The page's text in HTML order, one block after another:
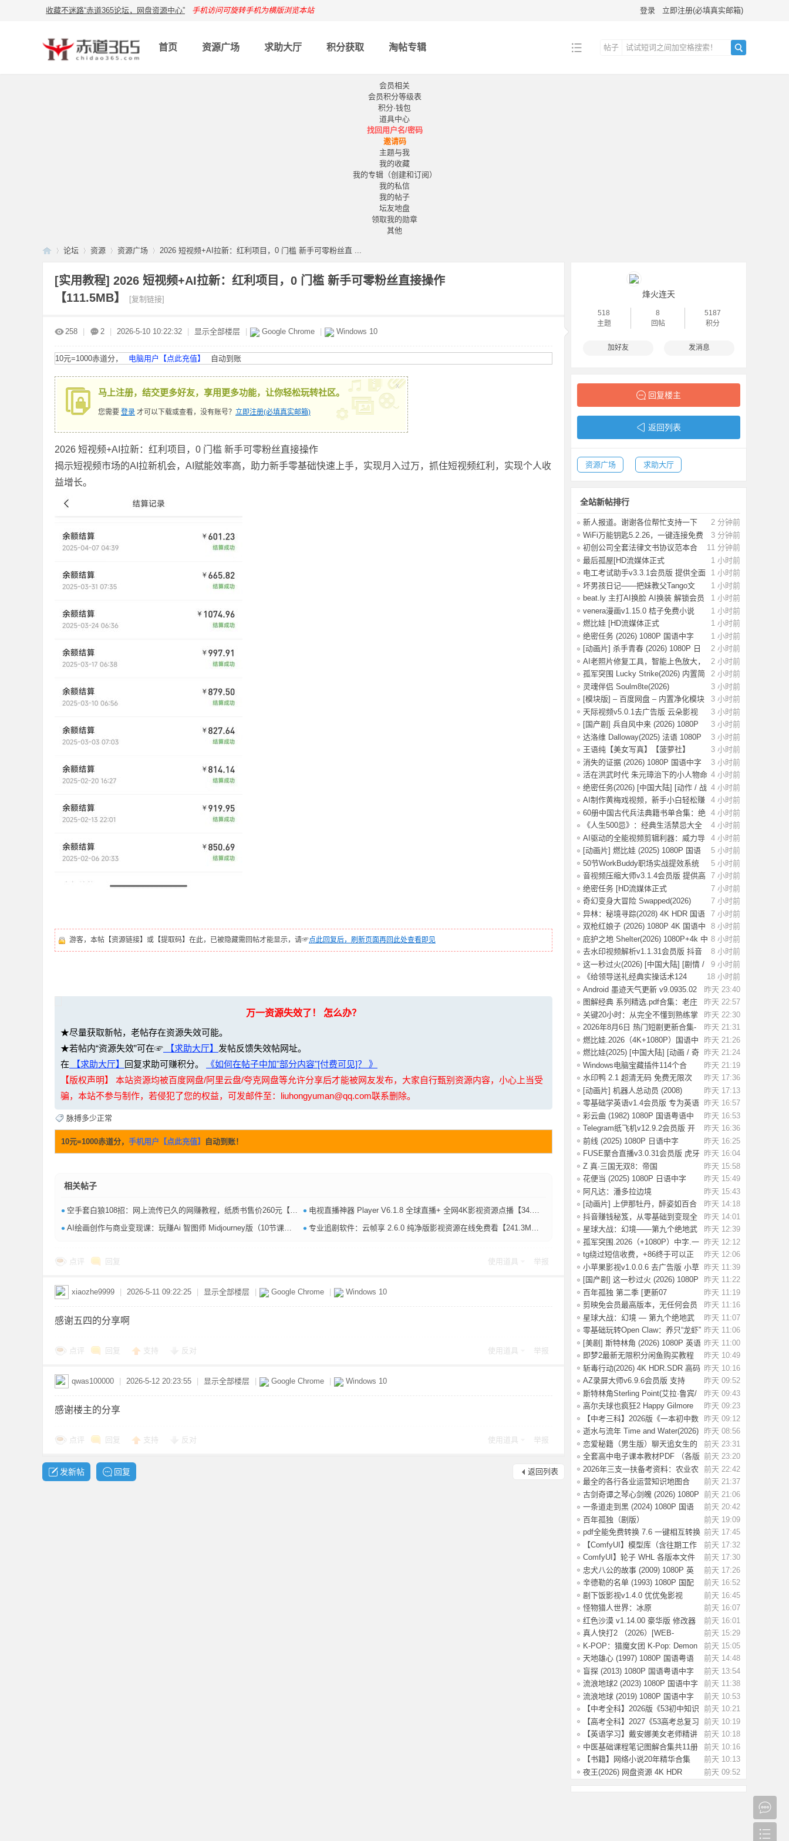
收藏不迷路“赤道365论坛，网盘资源中心” 手机访问可旋转手机为横版浏览本站 登录 立即注册(必填真实邮箱)
首页 资源广场 求助大厅 积分获取 淘帖专辑
帖子
会员相关
会员积分等级表
积分·钱包
道具中心
找回用户名/密码
邀请码
主题与我
我的收藏
我的专辑（创建和订阅）
我的私信
我的帖子
坛友地盘
领取我的勋章
其他
源
论坛
›
资源
›
资源广场
›
2026 短视频+AI拉新：红利项目，0 门槛 新手可零粉丝直 ...
[实用教程] 2026 短视频+AI拉新：红利项目，0 门槛 新手可零粉丝直接操作
【111.5MB】
[复制链接]
258 2 2026-5-10 10:22:32 显示全部楼层 Google Chrome Windows 10
10元=1000赤道分， 电脑用户【点此充值】 自动到账
马上注册，结交更多好友，享用更多功能，让你轻松玩转社区。
您需要 登录 才可以下载或查看，没有账号？ 立即注册(必填真实邮箱)
x
2026 短视频+AI拉新：红利项目，0 门槛 新手可零粉丝直接操作
揭示短视频市场的AI拉新机会，AI赋能效率高，助力新手零基础快速上手，实现月入过万，抓住短视频红利，实现个人收
益增长。
游客，本帖【资源链接】或【提取码】在此，已被隐藏需回帖才能显示，请☞点此回复后，刷新页面再回此处查看即见
万一资源失效了！ 怎么办？
★尽量获取新帖，老帖存在资源失效可能。
★若帖内“资源失效”可在☞ 【求助大厅】 发帖反馈失效帖网址。
在 【求助大厅】 回复求助可赚积分。
《如何在帖子中加"部分内容"[付费可见]？ 》
【版权声明】 本站资源均被百度网盘/阿里云盘/夸克网盘等允许分享后才能被网友发布，大家自行甄别资源内容，小心上当受
骗，本站不参与制作，若侵犯了您的权益，可发邮件至：liuhongyuman@qq.com联系删除。
脉搏多少正常
10元=1000赤道分， 手机用户【点此充值】 自动到账！
相关帖子
• 空手套白狼108招：网上流传已久的网赚教程，纸质书售价260元【2.5MB】 • 电视直播神器 Player V6.1.8 全球直播+ 全网4K影视资源点播【34.7MB】
• AI绘画创作与商业变现课：玩赚Ai 智图师 Midjourney版（10节课）【145.3MB】 • 专业追剧软件：云帧享 2.6.0 纯净版影视资源在线免费看【241.3MB】
点评 回复 使用道具 举报
xiaozhe9999 2026-5-11 09:22:25 显示全部楼层 Google Chrome Windows 10
感谢五四的分享啊
点评 回复 支持 反对 使用道具 举报
qwas100000 2026-5-12 20:23:55 显示全部楼层 Google Chrome Windows 10
感谢楼主的分享
点评 回复 支持 反对 使用道具 举报
返回列表
发新帖 回复
烽火连天
518
主题
8
回帖
5187
积分
加好友 发消息
回复楼主
返回列表
资源广场 求助大厅
全站新帖排行
2 分钟前
新人报道。谢谢各位帮忙支持一下
3 分钟前
WiFi万能钥匙5.2.26，一键连接免费
WiFi，解
11 分钟前
初创公司全套法律文书协议范本合
同模板合集
1 小时前
最后孤屋[HD流媒体正式
版]The.Last.House.2
1 小时前
电工考试助手v3.3.1会员版 提供全面
的学习
1 小时前
坏男孩日记——把妹教父Tango文
集.pdf，当
1 小时前
beat.ly 主打AI换脸 AI换装 解锁会员
版
1 小时前
venera漫画v1.15.0 桔子免费小说
v1.1.8书
1 小时前
燃比娃 [HD流媒体正式
版]A.Story.About.Fir
1 小时前
绝密任务 (2026) 1080P 国语中字
[0.8G]
2 小时前
[动画片] 杀手青春 (2026) 1080P 日
语中字
2 小时前
AI老照片修复工具，智能上色放大，
一键还原
2 小时前
孤军突围 Lucky Strike(2026) 内置简
英 4K
3 小时前
灵魂伴侣 Soulm8te(2026)
【4K.DV.HDR】【
3 小时前
[模块版] – 百度网盘 – 内置净化模块
–
3 小时前
天际视频v5.0.1去广告版 云朵影视
v1.9.0去
3 小时前
[国产剧] 兵自风中来 (2026) 1080P
国语中
3 小时前
达洛维 Dalloway(2025) 法语 1080P
【3.2G
3 小时前
王语纯【美女写真】【菠萝社】
【51P】
3 小时前
消失的证据 (2026) 1080P 国语中字
[1.09G]
4 小时前
活在洪武时代 朱元璋治下的小人物命
运
4 小时前
绝密任务(2026) [中国大陆] [动作 / 战
争 /
4 小时前
AI制作黄梅戏视频，新手小白轻松赚
取收益
4 小时前
60册中国古代兵法典籍书单合集：绝
版古代兵
4 小时前
《人生500忌》：经典生活禁忌大全
4 小时前
AI驱动的全能视频剪辑利器：威力导
演v24.6.
5 小时前
[动画片] 燃比娃 (2025) 1080P 国语
中字 [0
5 小时前
50节WorkBuddy职场实战提效系统
课：掌握效
7 小时前
音视频压缩大师v3.1.4会员版 提供高
效的音
7 小时前
绝密任务 [HD流媒体正式
版]Operation.Black
7 小时前
奇幻变身大冒险 Swapped(2026)
[1080P] [中
7 小时前
异林：秘境寻踪(2028) 4K HDR 国语
中字【1.
8 小时前
双枪红娘子 (2026) 1080P 4K 国语中
字 [1.7
8 小时前
庇护之地 Shelter(2026) 1080P+4k 中
英双字
8 小时前
去水印视频解析v1.1.31会员版 抖音
等平台无
9 小时前
这一秒过火(2026) [中国大陆] [剧情 /
爱情
18 小时前
《给领导送礼经典实操话术124
条》：不踩红
昨天 23:40
Android 墨迹天气更新 v9.0935.02
去广告解
昨天 22:57
图解经典 系列精选.pdf合集：老庄
易经 风
昨天 22:30
关键20小时：从完全不懂到熟练掌
握一门新技
昨天 21:31
2026年8月6日 热门短剧更新合集-
海量热门
昨天 21:26
燃比娃.2026（4K+1080P）国语中
字.首部宣纸
昨天 21:24
燃比娃(2025) [中国大陆] [动画 / 奇
幻 /
昨天 21:19
Windows电脑宝藏插件114个合
集，按功能分类
昨天 17:36
水印鸭 2.1 超清无码 免费无限次
试了好多
昨天 17:13
[动画片] 机器人总动员 (2008)
1080P 国配
昨天 16:57
零基础学英语v1.4会员版 专为英语
初学者设
昨天 16:53
彩云曲 (1982) 1080P 国语粤语中
字 [2.49G]
昨天 16:36
Telegram纸飞机v12.9.2会员版 开
放注册了
昨天 16:25
前线 (2025) 1080P 日语中字
[1.74G]
昨天 16:04
FUSE聚合直播v3.0.31会员版 虎牙
斗鱼抖音快
昨天 15:58
Z 真·三国无双8：帝国
_Build.20984287 官
昨天 15:49
花便当 (2025) 1080P 日语中字
[1.83G]
昨天 15:43
阿凡达：潘多拉边境
Build.22429549（Avata
昨天 14:18
[动画片] 上伊那牡丹，醉姿如百合
(2026) 1
昨天 14:01
抖音赚钱秘笈，从零基础到变现全
解析[40.4G
昨天 12:39
星球大战：幻境——第九个绝地武
士.2026（4
昨天 12:12
孤军突围.2026（+1080P）中字.一
名军官冲出
昨天 12:06
tg绕过短信收费，+86终于可以正
常登录了
昨天 11:39
小苹果影视v1.0.0.6 去广告版 小草
影视v2.5
昨天 11:22
[国产剧] 这一秒过火 (2026) 1080P
国语中
昨天 11:19
百年孤独 第二季 [更新07
集]2026.HD1080P.X
昨天 11:16
剪映免会员最高版本，无任何会员
按钮，免会
昨天 11:07
星球大战：幻境 — 第九个绝地武
士 (2026)
昨天 11:06
零基础玩转Open Claw：养只“龙虾”
当助理
昨天 11:00
[美剧] 斯特林角 (2026) 1080P 英语
中字 (
昨天 10:49
即梦2最新无限积分闲鱼购买教程
昨天 10:16
斩毒行动(2026) 4K HDR.SDR 高码
率 【国语
昨天 09:52
AZ录屏大师v6.9.6会员版 支持
1080P/60fps
昨天 09:43
斯特林角Sterling Point(艾拉·鲁宾/
艾米丽
昨天 09:23
高尔夫球也疯狂2 Happy Gilmore
2(2025) WE
昨天 09:12
【中考三科】2026版《一本初中数
理化公式定
昨天 08:56
逝水与流年 Time and Water(2026)
【简繁英
前天 23:31
恋爱秘籍（男生版）聊天追女生的
话术技巧，
前天 23:20
全套高中电子课本教材PDF （各版
本齐全）【
前天 22:42
2026年三支一扶备考资料：农业农
村知识考前
前天 21:37
最全的各行各业运营知识地图合
集，运营人案
前天 21:06
古剑奇谭之琴心剑魄 (2026) 1080P
国语中字
前天 20:42
一条道走到黑 (2024) 1080P 国语
中字 [1.35
前天 19:09
百年孤独（剧版）
S02.2026（4K+1080P）中字
前天 17:45
pdf全能免费转换 7.6 一键相互转换
前天 17:32
【ComfyUI】模型库（含往期工作
流模型）
前天 17:30
ComfyUI】轮子 WHL 各版本文件
前天 17:26
忠犬八公的故事 (2009) 1080P 英
语中字 [2.
前天 16:52
辛德勒的名单 (1993) 1080P 国配
国语英语
前天 16:45
剧下饭影视v1.4.0 优优兔影视
v5.1.3
前天 16:07
怪物猎人世界：冰原
Build.15539686 全DLC
前天 16:01
红色沙漠 v1.14.00 豪华版 修改器
（Crimson
前天 15:29
真人快打2 （2026）[WEB-
MKV/124G][英语中
前天 15:05
K-POP：猎魔女团 K-Pop: Demon
Hunters(202
前天 14:48
天地雄心 (1997) 1080P 国语粤语
中字 [3.17
前天 13:54
盲探 (2013) 1080P 国语粤语中字
[3.64G]
前天 11:38
流浪地球2 (2023) 1080P 国语中字
[2.8G]
前天 10:53
流浪地球 (2019) 1080P 国语中字
[3.54G]
前天 10:21
【中考全科】2026版《53初中知识
清单》9科
前天 10:19
【高考全科】2027《53高考总复习
A版》9科全
前天 10:18
【英语学习】戴安娜美女老师精讲
《新概念英
前天 10:16
中医基础课程笔记图解合集共11册
前天 10:13
【书籍】网络小说20年精华合集
（都市、悬疑
前天 09:52
夜王(2026) 网盘资源 4K HDR